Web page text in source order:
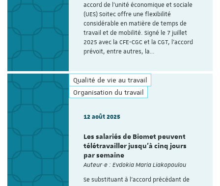
accord de l’unité économique et sociale
(UES) Soitec offre une flexibilité
considérable en matière de temps de
travail et de mobilité. Signé le 7 juillet
2025 avec la CFE-CGC et la CGT, l’accord
prévoit, entre autres, la…
Qualité de vie au travail
Organisation du travail
12 août 2025
Les salariés de Biomet peuvent
télétravailler jusqu’à cinq jours
par semaine
Auteur·e : Evdokia Maria Liakopoulou
Se substituant à l’accord précédant de